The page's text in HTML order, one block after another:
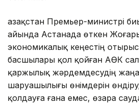
Қазақстан Премьер-министрі
айында Астанада өткен
экономикалық кеңестің
басшылары қол қойған АӨК
қаржылық жәрдемдесудің жаңа
шаруашылығы өнімдерін
қолдауға ғана емес, өзара